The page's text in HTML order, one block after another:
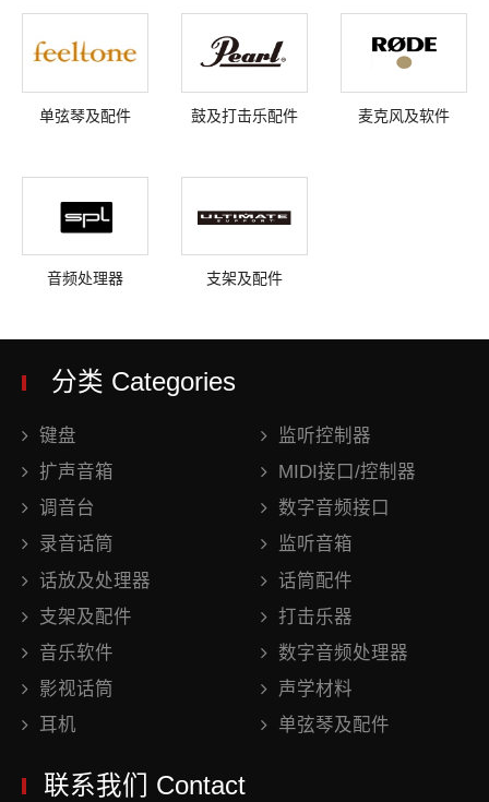
单弦琴及配件 鼓及打击乐配件 麦克风及软件
音频处理器 支架及配件
分类 Categories
键盘
监听控制器
扩声音箱
MIDI接口/控制器
调音台
数字音频接口
录音话筒
监听音箱
话放及处理器
话筒配件
支架及配件
打击乐器
音乐软件
数字音频处理器
影视话筒
声学材料
耳机
单弦琴及配件
联系我们 Contact